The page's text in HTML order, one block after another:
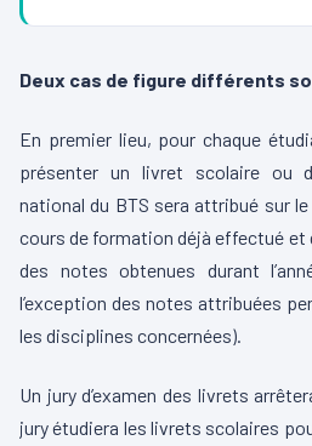
Deux cas de figure différents
En premier lieu, pour chaque
présenter un livret scolaire ou
national du BTS sera attribué sur
cours de formation déjà effectué et
des notes obtenues durant
l’exception des notes attribuées
les disciplines concernées).
Un jury d’examen des livrets
jury étudiera les livrets scolaires